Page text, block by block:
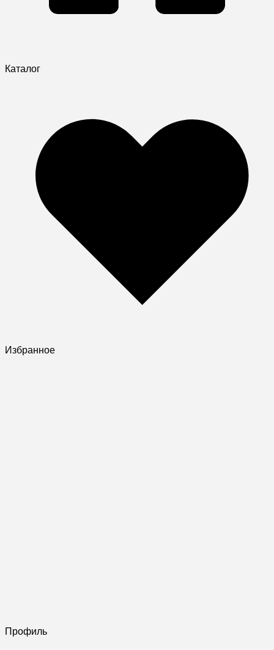
Каталог
Избранное
Профиль